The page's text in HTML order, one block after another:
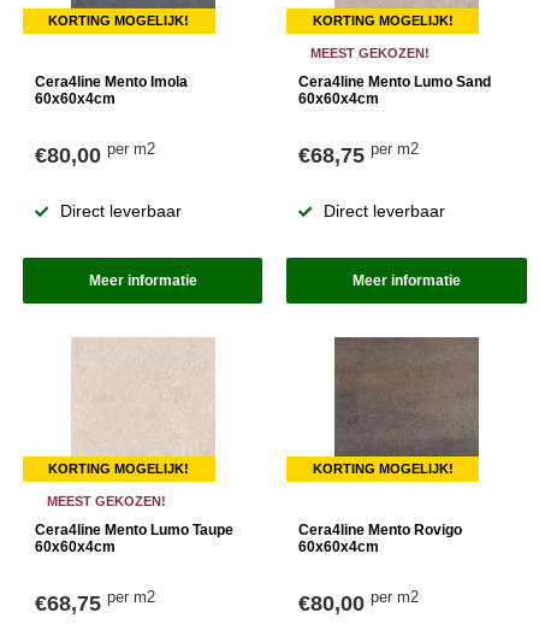
KORTING MOGELIJK!
Cera4line Mento Imola
60x60x4cm
€80,00 per m2
Direct leverbaar
Meer informatie
KORTING MOGELIJK!
MEEST GEKOZEN!
Cera4line Mento Lumo Sand
60x60x4cm
€68,75per m2
Direct leverbaar
Meer informatie
KORTING MOGELIJK!
MEEST GEKOZEN!
Cera4line Mento Lumo Taupe
60x60x4cm
€68,75 per m2
KORTING MOGELIJK!
Cera4line Mento Rovigo
60x60x4cm
€80,00per m2